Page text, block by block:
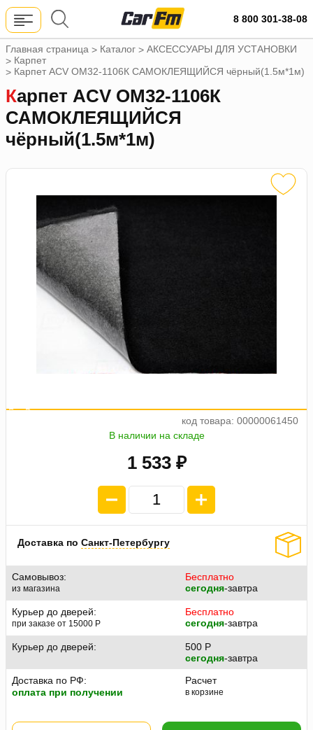
8 800 301-38-08
Главная страница > Каталог > АКСЕССУАРЫ ДЛЯ УСТАНОВКИ
> Карпет
> Карпет ACV OM32-1106К САМОКЛЕЯЩИЙСЯ чёрный(1.5м*1м)
Карпет ACV OM32-1106К
САМОКЛЕЯЩИЙСЯ
чёрный(1.5м*1м)
код товара: 00000061450
В наличии на складе
1 533 ₽
а
Доставка по Санкт-Петербургу
Самовывоз:
из магазина
Бесплатно
сегодня-завтра
Курьер до дверей:
при заказе от 15000 P
Бесплатно
сегодня-завтра
Курьер до дверей: 500 P
сегодня-завтра
Доставка по РФ:
оплата при получении
Расчет
в корзине